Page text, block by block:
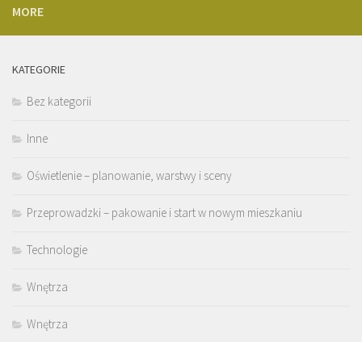
MORE
KATEGORIE
Bez kategorii
Inne
Oświetlenie – planowanie, warstwy i sceny
Przeprowadzki – pakowanie i start w nowym mieszkaniu
Technologie
Wnętrza
Wnętrza